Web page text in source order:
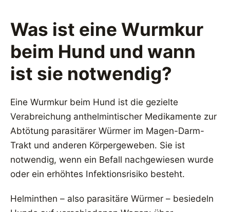
Was ist eine Wurmkur
beim Hund und wann
ist sie notwendig?
Eine Wurmkur beim Hund ist die gezielte
Verabreichung anthelmintischer Medikamente zur
Abtötung parasitärer Würmer im Magen-Darm-
Trakt und anderen Körpergeweben. Sie ist
notwendig, wenn ein Befall nachgewiesen wurde
oder ein erhöhtes Infektionsrisiko besteht.
Helminthen – also parasitäre Würmer – besiedeln